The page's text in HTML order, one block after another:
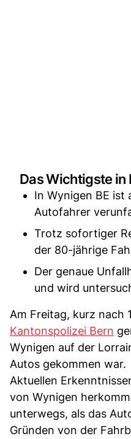
Das Wichtigste in
In Wynigen BE ist
Autofahrer
Trotz sofortiger
der 80-jährige
Der genaue
und wird
Am Freitag, kurz nach
Kantonspolizei Bern
Wynigen auf der
Autos gekommen war.
Aktuellen
von Wynigen
unterwegs, als das
Gründen von der